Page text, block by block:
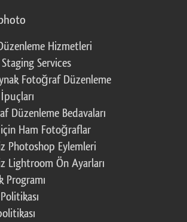
Hizmetleri
Services
Fotoğraf Düzenleme
Düzenleme Bedavaları
Ham Fotoğraflar
Photoshop Eylemleri
Lightroom Ön Ayarları
Programı